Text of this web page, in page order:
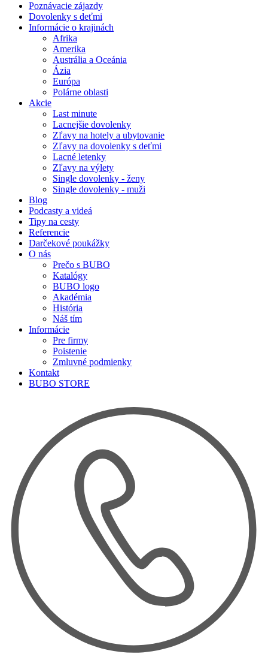
Poznávacie zájazdy
Dovolenky s deťmi
Informácie o krajinách
Afrika
Amerika
Austrália a Oceánia
Ázia
Európa
Polárne oblasti
Akcie
Last minute
Lacnejšie dovolenky
Zľavy na hotely a ubytovanie
Zľavy na dovolenky s deťmi
Lacné letenky
Zľavy na výlety
Single dovolenky - ženy
Single dovolenky - muži
Blog
Podcasty a videá
Tipy na cesty
Referencie
Darčekové poukážky
O nás
Prečo s BUBO
Katalógy
BUBO logo
Akadémia
História
Náš tím
Informácie
Pre firmy
Poistenie
Zmluvné podmienky
Kontakt
BUBO STORE